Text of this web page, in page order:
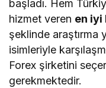
başladı. Hem
hizmet veren en iyi
şeklinde araştırma
isimleriyle
Forex şirketini
gerekmektedir.